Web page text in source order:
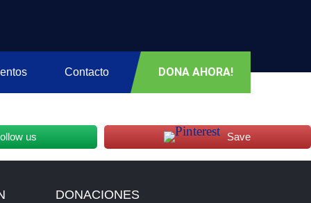
Contacto DONA AHORA!
us Save
DONACIONES